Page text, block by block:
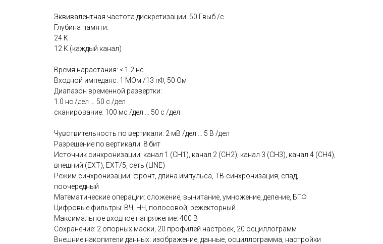
Эквивалентная частота дискретизации: 50 Гвыб /с
Глубина памяти:
24 К
12 К (каждый канал)
Время нарастания: < 1.2 нс
Входной импеданс: 1 МОм /13 пФ, 50 Ом
Диапазон временной развертки:
1.0 нс /дел … 50 с /дел
сканирование: 100 мс /дел … 50 с /дел
Чувствительность по вертикали: 2 мВ /дел … 5 В /дел
Разрешение по вертикали: 8 бит
Источник синхронизации: канал 1 (CH1), канал 2 (CH2), канал 3 (CH3), канал 4 (CH4),
внешний (EXT), EXT/5, сеть (LINE)
Режим синхронизации: фронт, длина импульса, ТВ-синхронизация, спад,
поочередный
Математические операции: сложение, вычитание, умножение, деление, БПФ
Цифровые фильтры: ВЧ, НЧ, полосовой, режекторный
Максимальное входное напряжение: 400 В
Сохранение: 2 опорных маски, 20 профилей настроек, 20 осциллограмм
Внешние накопители данных: изображение, данные, осциллограмма, настройки